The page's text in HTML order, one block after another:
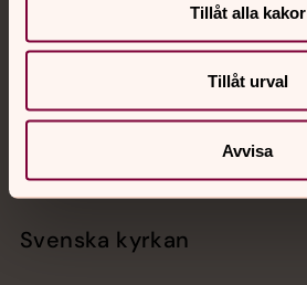
Tillåt alla kakor
Tillåt urval
Avvisa
med en präst på kvällar och nätter.
Digitalt brev
Telefon 112
Svenska kyrkan